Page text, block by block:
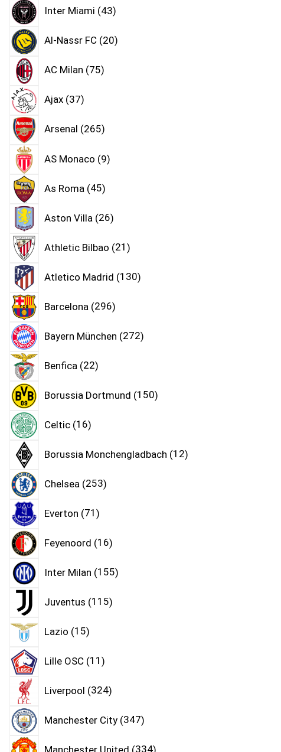
Inter Miami 43
Al-Nassr FC 20
AC Milan 75
Ajax 37
Arsenal 265
AS Monaco 9
As Roma 45
Aston Villa 26
Athletic Bilbao 21
Atletico Madrid 130
Barcelona 296
Bayern München 272
Benfica 22
Borussia Dortmund 150
Celtic 16
Borussia Monchengladbach 12
Chelsea 253
Everton 71
Feyenoord 16
Inter Milan 155
Juventus 115
Lazio 15
Lille OSC 11
Liverpool 324
Manchester City 347
Manchester United 334